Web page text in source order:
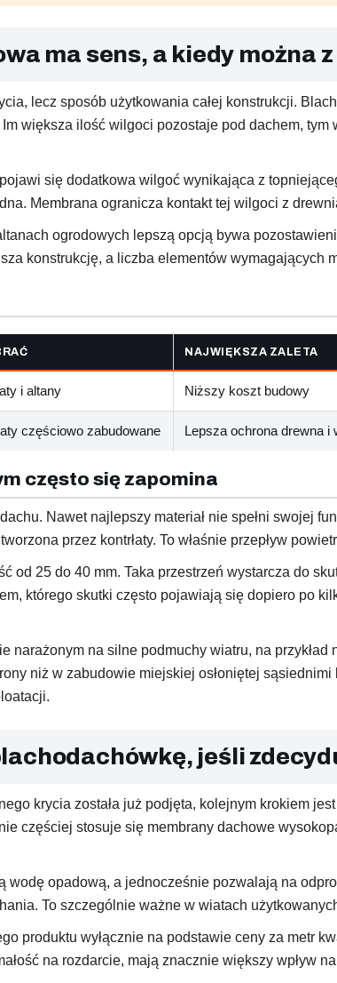
ma sens, a kiedy można
lecz sposób użytkowania całej konstrukcji.
większa ilość wilgoci pozostaje pod dachem,
się dodatkowa wilgoć wynikająca z
Membrana ogranicza kontakt tej wilgoci z
ogrodowych lepszą opcją bywa
konstrukcję, a liczba elementów wymagających
NAJWIĘKSZA ZALETA
i altany Niższy koszt budowy
częściowo zabudowane Lepsza ochrona drewna i
często się zapomina
Nawet najlepszy materiał nie spełni swojej
przez kontrłaty. To właśnie przepływ
od 25 do 40 mm. Taka przestrzeń wystarcza do
którego skutki często pojawiają się dopiero po
narażonym na silne podmuchy wiatru, na
niż w zabudowie miejskiej osłoniętej
jeśli
krycia została już podjęta, kolejnym krokiem
częściej stosuje się membrany dachowe
wodę opadową, a jednocześnie pozwalają na
To szczególnie ważne w wiatach
produktu wyłącznie na podstawie ceny za metr
na rozdarcie, mają znacznie większy wpływ na